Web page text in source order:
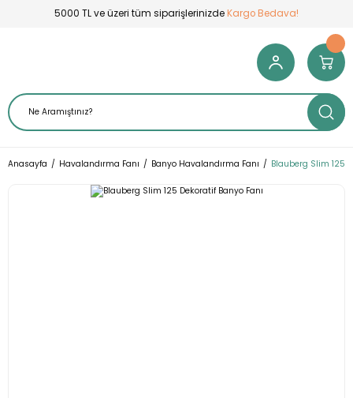
5000 TL ve üzeri tüm siparişlerinizde Kargo Bedava!
Anasayfa Havalandırma Fanı Banyo Havalandırma Fanı Blauberg Slim 125